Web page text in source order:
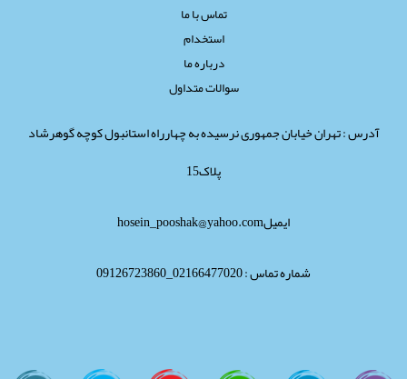
تماس با ما
استخدام
درباره ما
سوالات متداول
آدرس : تهران خیابان جمهوری نرسیده به چهارراه استانبول کوچه گوهرشاد
پلاک15
ایمیلhosein_pooshak@yahoo.com
شماره تماس : 02166477020_09126723860